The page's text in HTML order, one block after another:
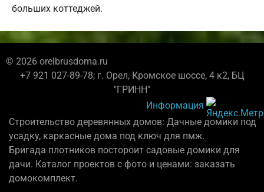
больших коттеджей.
© 2026 orelbrusdoma.ru
+7 921 027-89-78; г. Орел, Кромское шоссе, 4 к2, БЦ
"ГРИНН"
Информация
Строительство деревянных домов: Дачные домики под
усадку, каркасные дома под ключ для пмж.
Бригада плотников постороит садовые домики для
дачи. Каталог проектов с фото и ценами: заказать
домокомплект.